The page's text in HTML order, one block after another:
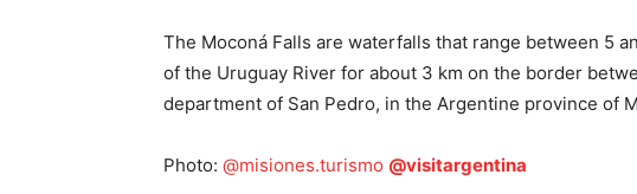
The Moconá Falls are waterfalls that range between 5
of the Uruguay River for about 3 km on the border
department of San Pedro, in the Argentine province of
Photo: @misiones.turismo @visitargentina